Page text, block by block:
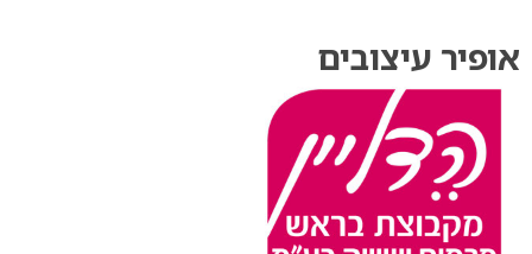
אופיר עיצובים